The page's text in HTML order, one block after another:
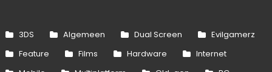
3DS Algemeen Dual Screen
Evilgamerz
Feature
Films Hardware
Internet